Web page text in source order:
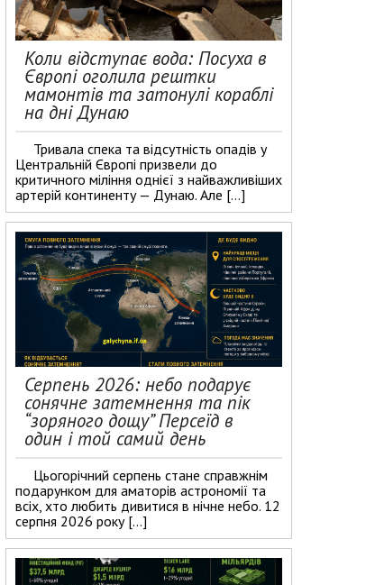
Коли відступає вода: Посуха в
Європі оголила рештки
мамонтів та затонулі кораблі
на дні Дунаю
Тривала спека та відсутність опадів у
Центральній Європі призвели до
критичного міління однієї з найважливіших
артерій континенту — Дунаю. Але […]
Серпень 2026: небо подарує
сонячне затемнення та пік
“зоряного дощу” Персеїд в
один і той самий день
Цьогорічний серпень стане справжнім
подарунком для аматорів астрономії та
всіх, хто любить дивитися в нічне небо. 12
серпня 2026 року […]